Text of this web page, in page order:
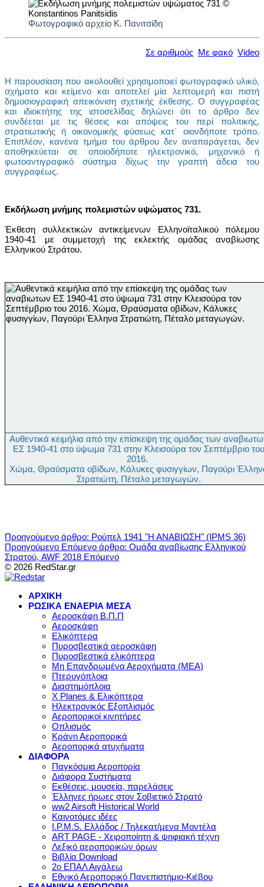
Φωτογραφικό αρχείο Κ. Πανιτσίδη
Σε αριθμούς Με φακό Video
Η παρουσίαση που ακολουθεί χρησιμοποιεί φωτογραφικό υλικό,
σχήματα και κείμενο και αποτελεί μία λεπτομερή και πιστή
δημοσιογραφική απεικόνιση σχετικής έκθεσης. Ο συγγραφέας
και ιδιοκτήτης της ιστοσελίδας δηλώνει ότι το άρθρο δεν
συνδέεται με τις θέσεις και απόψεις του περί πολιτικής,
στρατιωτικής ή οικονομικής φύσεως κατ´ οιονδήποτε τρόπο.
Επιπλέον, κανένα τμήμα του άρθρου δεν αναπαράγεται, δεν
αποθηκεύεται σε οποιοδήποτε ηλεκτρονικό, μηχανικό ή
φωτοαντιγραφικό σύστημα δίχως την γραπτή άδεια του
συγγραφέως.
Εκδήλωση μνήμης πολεμιστών υψώματος 731.
Έκθεση συλλεκτικών αντικείμενων Ελληνοϊταλικού πόλεμου
1940-41 με συμμετοχή της εκλεκτής ομάδας αναβίωσης
Ελληνικού Στράτου.
Αυθεντικά κειμήλια από την επίσκεψη της ομάδας των
ΕΣ 1940-41 στο ύψωμα 731 στην Κλεισούρα τον Σεπτέμβριο του
2016.
Χώμα, Θραύσματα οβίδων, Κάλυκες φυσιγγίων, Παγούρι
Στρατιώτη, Πέταλο μεταγωγών.
Προηγούμενο άρθρο: Ρούπελ 1941 "Η ΑΝΑΒΙΩΣΗ" (IPMS 36)
Προηγούμενο Επόμενο άρθρο: Ομάδα αναβίωσης Ελληνικού
Στρατού, AWF 2018 Επόμενο
© 2026 RedStar.gr
ΑΡΧΙΚΗ
ΡΩΣΙΚΑ ΕΝΑΕΡΙΑ ΜΕΣΑ
Αεροσκάφη Β.Π.Π
Αεροσκάφη
Ελικόπτερα
Πυροσβεστικά αεροσκάφη
Πυροσβεστικά ελικόπτερα
Μη Επανδρωμένα Αεροχήματα (ΜΕΑ)
Πτερυγόπλοια
Διαστημόπλοια
X Planes & Ελικόπτερα
Ηλεκτρονικός Εξοπλισμός
Αεροπορικοί κινητήρες
Οπλισμός
Κράνη Αεροπορικά
Αεροπορικά ατυχήματα
ΔΙΑΦΟΡΑ
Παγκόσμια Αεροπορία
Διάφορα Συστήματα
Εκθέσεις, μουσεία, παρελάσεις
Έλληνες ήρωες στον Σοβιετικό Στρατό
ww2 Airsoft Historical World
Καινοτόμες ιδέες
I.P.M.S. Ελλάδος / Τηλεκατ/μενα Μοντέλα
ART PAGE - Χειροποίητη & ψηφιακή τέχνη
Λεξικό αεροπορικών όρων
Βιβλία Download
2ο ΕΠΑΛ Αιγάλεω
Εθνικό Αεροπορικό Πανεπιστήμιο-Κιέβου